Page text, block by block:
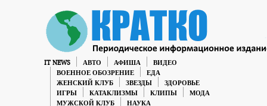
IT NEWS АВТО АФИША
ВИДЕО
ВОЕННОЕ ОБОЗРЕНИЕ
ЕДА
ЖЕНСКИЙ КЛУБ
ЗВЕЗДЫ
ЗДОРОВЬЕ
ИГРЫ
КАТАКЛИЗМЫ КЛИПЫ
МОДА
МУЖСКОЙ КЛУБ
НАУКА